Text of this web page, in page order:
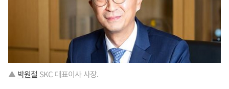
▲ 박원철 SKC 대표이사 사장.